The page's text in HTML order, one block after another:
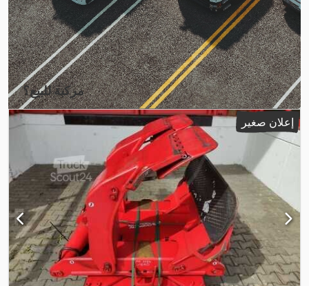
مركبة للبيع؟
إنشاء إعلان إعلان صغير